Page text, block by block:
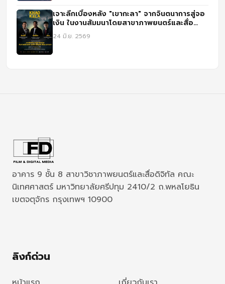
เจาะลึกเบื้องหลัง "เขากะลา" จากจินตนาการสู่จอ
เงิน ในงานสัมมนาโดยสาขาภาพยนตร์และสื่อ
ดิจิทัล ม.ศรีปทุม
24 มิ.ย. 2569
อาคาร 9 ชั้น 8 สาขาวิชาภาพยนตร์และสื่อดิจิทัล คณะ
นิเทศศาสตร์ มหาวิทยาลัยศรีปทุม 2410/2 ถ.พหลโยธิน
เขตจตุจักร กรุงเทพฯ 10900
ลิงก์ด่วน